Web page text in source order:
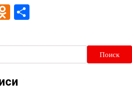
Odnoklassniki
Поиск